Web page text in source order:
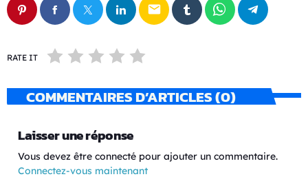
email
RATE IT
COMMENTAIRES D’ARTICLES (0)
Laisser une réponse
Vous devez être connecté pour ajouter un commentaire.
Connectez-vous maintenant